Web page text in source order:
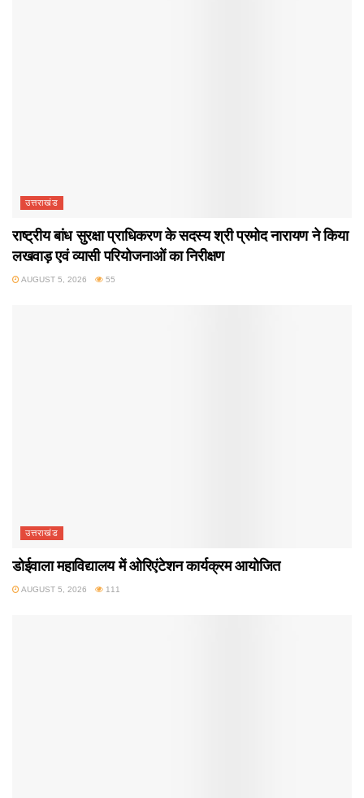
उत्तराखंड
राष्ट्रीय बांध सुरक्षा प्राधिकरण के सदस्य श्री प्रमोद नारायण ने किया
लखवाड़ एवं व्यासी परियोजनाओं का निरीक्षण
AUGUST 5, 2026 55
उत्तराखंड
डोईवाला महाविद्यालय में ओरिएंटेशन कार्यक्रम आयोजित
AUGUST 5, 2026 111